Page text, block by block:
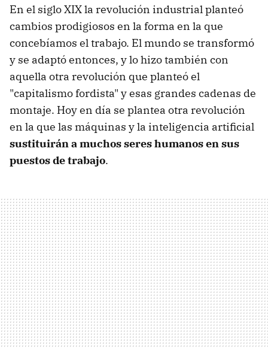
En el siglo XIX la revolución industrial planteó
cambios prodigiosos en la forma en la que
concebíamos el trabajo. El mundo se transformó
y se adaptó entonces, y lo hizo también con
aquella otra revolución que planteó el
"capitalismo fordista" y esas grandes cadenas de
montaje. Hoy en día se plantea otra revolución
en la que las máquinas y la inteligencia artificial
sustituirán a muchos seres humanos en sus
puestos de trabajo.